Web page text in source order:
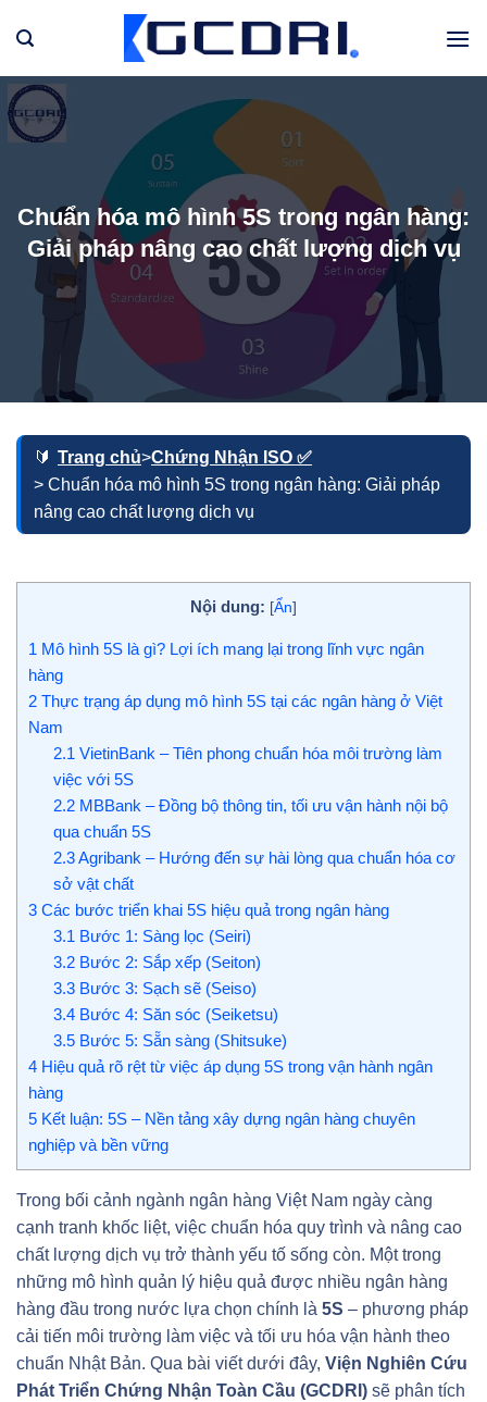
qua
dung
Chuẩn hóa mô hình 5S trong ngân hàng:
Giải pháp nâng cao chất lượng dịch vụ
Trang chủ>Chứng Nhận ISO ✅
> Chuẩn hóa mô hình 5S trong ngân hàng: Giải pháp
nâng cao chất lượng dịch vụ
Nội dung: [Ẩn]
1 Mô hình 5S là gì? Lợi ích mang lại trong lĩnh vực ngân
hàng
2 Thực trạng áp dụng mô hình 5S tại các ngân hàng ở Việt
Nam
2.1 VietinBank – Tiên phong chuẩn hóa môi trường làm
việc với 5S
2.2MBBank – Đồng bộ thông tin, tối ưu vận hành nội bộ
qua chuẩn 5S
2.3Agribank – Hướng đến sự hài lòng qua chuẩn hóa cơ
sở vật chất
3 Các bước triển khai 5S hiệu quả trong ngân hàng
3.1 Bước 1: Sàng lọc (Seiri)
3.2Bước 2: Sắp xếp (Seiton)
3.3Bước 3: Sạch sẽ (Seiso)
3.4Bước 4: Săn sóc (Seiketsu)
3.5Bước 5: Sẵn sàng (Shitsuke)
4 Hiệu quả rõ rệt từ việc áp dụng 5S trong vận hành ngân
hàng
5 Kết luận: 5S – Nền tảng xây dựng ngân hàng chuyên
nghiệp và bền vững
Trong bối cảnh ngành ngân hàng Việt Nam ngày càng
cạnh tranh khốc liệt, việc chuẩn hóa quy trình và nâng cao
chất lượng dịch vụ trở thành yếu tố sống còn. Một trong
những mô hình quản lý hiệu quả được nhiều ngân hàng
hàng đầu trong nước lựa chọn chính là 5S – phương pháp
cải tiến môi trường làm việc và tối ưu hóa vận hành theo
chuẩn Nhật Bản. Qua bài viết dưới đây, Viện Nghiên Cứu
Phát Triển Chứng Nhận Toàn Cầu (GCDRI) sẽ phân tích